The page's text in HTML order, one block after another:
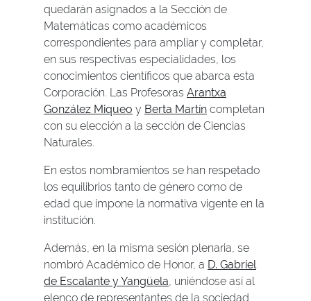
quedarán asignados a la Sección de
Matemáticas como académicos
correspondientes para ampliar y completar,
en sus respectivas especialidades, los
conocimientos científicos que abarca esta
Corporación. Las Profesoras Arantxa
González Miqueo y Berta Martín completan
con su elección a la sección de Ciencias
Naturales.
En estos nombramientos se han respetado
los equilibrios tanto de género como de
edad que impone la normativa vigente en la
institución.
Además, en la misma sesión plenaria, se
nombró Académico de Honor, a D. Gabriel
de Escalante y Yangüela, uniéndose así al
elenco de representantes de la sociedad